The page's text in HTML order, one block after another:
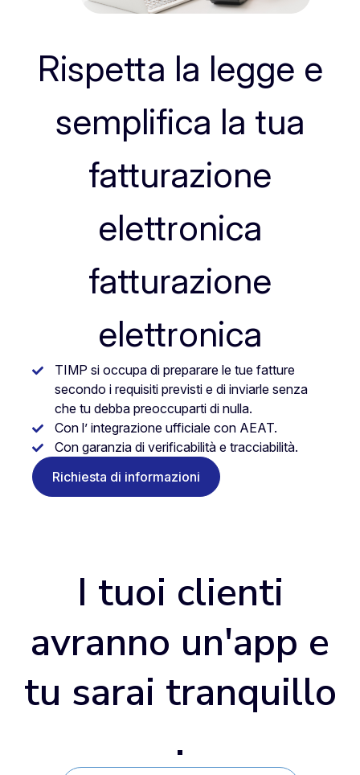
Rispetta la legge e
semplifica la tua
fatturazione
elettronica
fatturazione
elettronica
TIMP si occupa di preparare le tue fatture
secondo i requisiti previsti e di inviarle senza
che tu debba preoccuparti di nulla.
Con l’ integrazione ufficiale con AEAT.
Con garanzia di verificabilità e tracciabilità.
Richiesta di informazioni
I tuoi clienti
avranno un'app e
tu sarai tranquillo
.